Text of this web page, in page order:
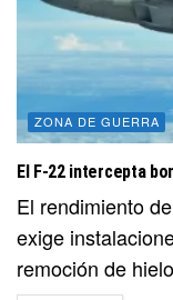
ZONA DE GUERRA
El F-22 intercepta
El rendimiento
exige
remoción de